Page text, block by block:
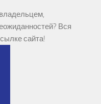
Вся
сайта!